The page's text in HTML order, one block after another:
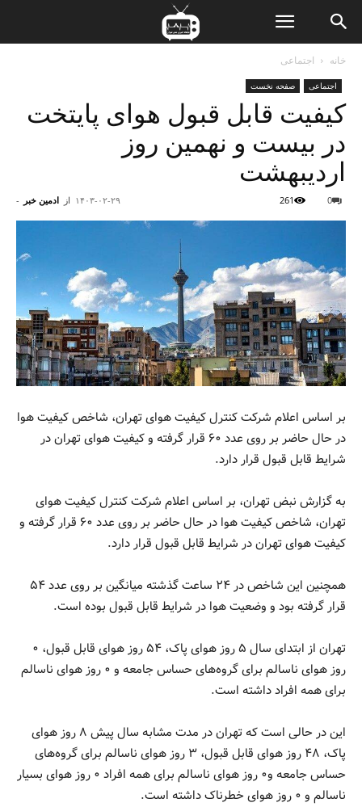
خانه اجتماعی
اجتماعی صفحه نخست
کیفیت قابل قبول هوای پایتخت
در بیست و نهمین روز
اردیبهشت
از ادمین خبر - ۱۴۰۳-۰۲-۲۹ 0
261
بر اساس اعلام شرکت کنترل کیفیت هوای تهران، شاخص کیفیت هوا
در حال حاضر بر روی عدد ۶۰ قرار گرفته و کیفیت هوای تهران در
شرایط قابل قبول قرار دارد.
به گزارش نبض تهران، بر اساس اعلام شرکت کنترل کیفیت هوای
تهران، شاخص کیفیت هوا در حال حاضر بر روی عدد ۶۰ قرار گرفته و
کیفیت هوای تهران در شرایط قابل قبول قرار دارد.
همچنین این شاخص در ۲۴ ساعت گذشته میانگین بر روی عدد ۵۴
قرار گرفته بود و وضعیت هوا در شرایط قابل قبول بوده است.
تهران از ابتدای سال ۵ روز هوای پاک، ۵۴ روز هوای قابل قبول، ۰
روز هوای ناسالم برای گروه‌های حساس جامعه و ۰ روز هوای ناسالم
برای همه افراد داشته است.
این در حالی است که تهران در مدت مشابه سال پیش ۸ روز هوای
پاک، ۴۸ روز هوای قابل قبول، ۳ روز هوای ناسالم برای گروه‌های
حساس جامعه و۰ روز هوای ناسالم برای همه افراد ۰ روز هوای بسیار
ناسالم و ۰ روز هوای خطرناک داشته است.